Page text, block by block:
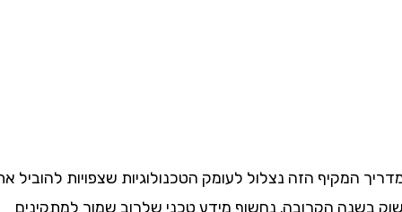
המקיף הזה נצלול לעומק הטכנולוגיות שצפויות להוביל את
הקרובה, נחשוף מידע טכני שלרוב שמור למתקינים